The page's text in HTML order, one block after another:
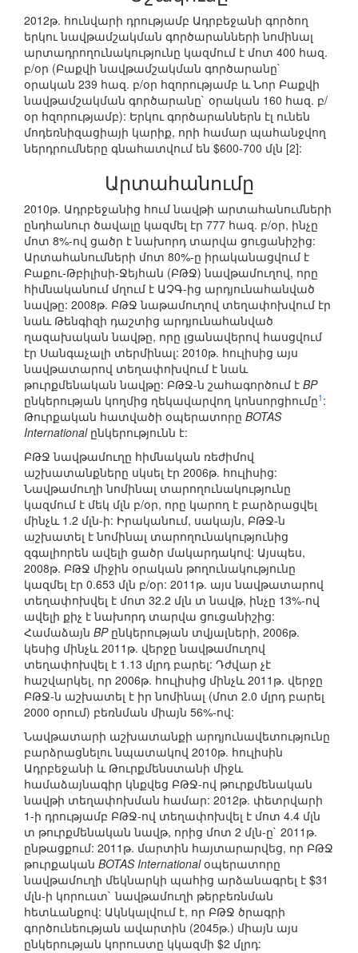
2012թ. հունվարի դրությամբ Ադրբեջանի գործող
երկու նավթամշակման գործարանների նոմինալ
արտադրողունակությունը կազմում է մոտ 400 հազ.
բ/օր (Բաքվի նավթամշակման գործարանը`
օրական 239 հազ. բ/օր հզորությամբ և Նոր Բաքվի
նավթամշակման գործարանը` օրական 160 հազ. բ/
օր հզորությամբ): Երկու գործարաններն էլ ունեն
մոդեռնիզացիայի կարիք, որի համար պահանջվող
ներդրումները գնահատվում են $600-700 մլն [2]:
Արտահանումը
2010թ. Ադրբեջանից հում նավթի արտահանումների
ընդհանուր ծավալը կազմել էր 777 հազ. բ/օր, ինչը
մոտ 8%-ով ցածր է նախորդ տարվա ցուցանիշից:
Արտահանումների մոտ 80%-ը իրականացվում է
Բաքու-Թբիլիսի-Ջեյհան (ԲԹՋ) նավթամուղով, որը
հիմնականում մղում է ԱՉԳ-ից արդյունահանված
նավթը: 2008թ. ԲԹՋ նաթամուղով տեղափոխվում էր
նաև Թենգիզի դաշտից արդյունահանված
ղազախական նավթը, որը լցանավերով հասցվում
էր Սանգաչալի տերմինալ: 2010թ. հուլիսից այս
նավթատարով տեղափոխվում է նաև
թուրքմենական նավթը: ԲԹՋ-ն շահագործում է BP
ընկերության կողմից ղեկավարվող կոնսորցիումը1 :
Թուրքական հատվածի օպերատորը BOTAS
Internationalընկերությունն է:
ԲԹՋ նավթամուղը հիմնական ռեժիմով
աշխատանքները սկսել էր 2006թ. հուլիսից:
Նավթամուղի նոմինալ տարողունակությունը
կազմում է մեկ մլն բ/օր, որը կարող է բարձրացվել
մինչև 1.2 մլն-ի: Իրականում, սակայն, ԲԹՋ-ն
աշխատել է նոմինալ տարողունակությունից
զգալիորեն ավելի ցածր մակարդակով: Այսպես,
2008թ. ԲԹՋ միջին օրական թողունակությունը
կազմել էր 0.653 մլն բ/օր: 2011թ. այս նավթատարով
տեղափոխվել է մոտ 32.2 մլն տ նավթ, ինչը 13%-ով
ավելի քիչ է նախորդ տարվա ցուցանիշից:
Համաձայն BPընկերության տվյալների, 2006թ.
կեսից մինչև 2011թ. վերջը նավթամուղով
տեղափոխվել է 1.13 մլրդ բարել: Դժվար չէ
հաշվարկել, որ 2006թ. հուլիսից մինչև 2011թ. վերջը
ԲԹՋ-ն աշխատել է իր նոմինալ (մոտ 2.0 մլրդ բարել
2000 օրում) բեռնման միայն 56%-ով:
Նավթատարի աշխատանքի արդյունավետությունը
բարձրացնելու նպատակով 2010թ. հուլիսին
Ադրբեջանի և Թուրքմենստանի միջև
համաձայնագիր կնքվեց ԲԹՋ-ով թուրքմենական
նավթի տեղափոխման համար: 2012թ. փետրվարի
1-ի դրությամբ ԲԹՋ-ով տեղափոխվել է մոտ 4.4 մլն
տ թուրքմենական նավթ, որից մոտ 2 մլն-ը` 2011թ.
ընթացքում: 2011թ. մարտին հայտարարվեց, որ ԲԹՋ
թուրքական BOTAS Internationalօպերատորը
նավթամուղի մեկնարկի պահից արձանագրել է $31
մլն-ի կորուստ` նավթամուղի թերբեռնման
հետևանքով: Ակնկալվում է, որ ԲԹՋ ծրագրի
գործունեության ավարտին (2045թ.) միայն այս
ընկերության կորուստը կկազմի $2 մլրդ: